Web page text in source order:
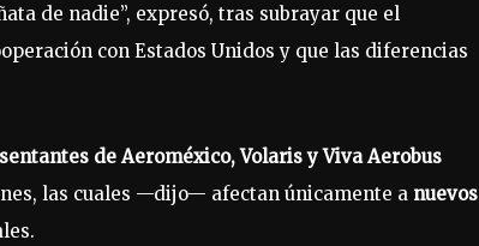
de nadie”, expresó, tras subrayar que el
con Estados Unidos y que las diferencias
de Aeroméxico, Volaris y Viva Aerobus
las cuales —dijo— afectan únicamente a nuevos